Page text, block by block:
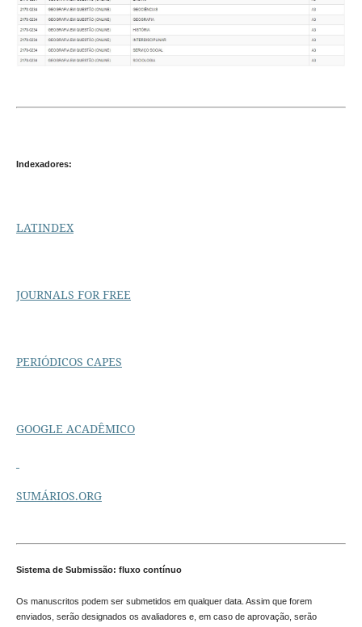
Indexadores:
LATINDEX
JOURNALS FOR FREE
PERIÓDICOS CAPES
GOOGLE ACADÊMICO
SUMÁRIOS.ORG
Sistema de Submissão: fluxo contínuo
Os manuscritos podem ser submetidos em qualquer data. Assim que forem
enviados, serão designados os avaliadores e, em caso de aprovação, serão